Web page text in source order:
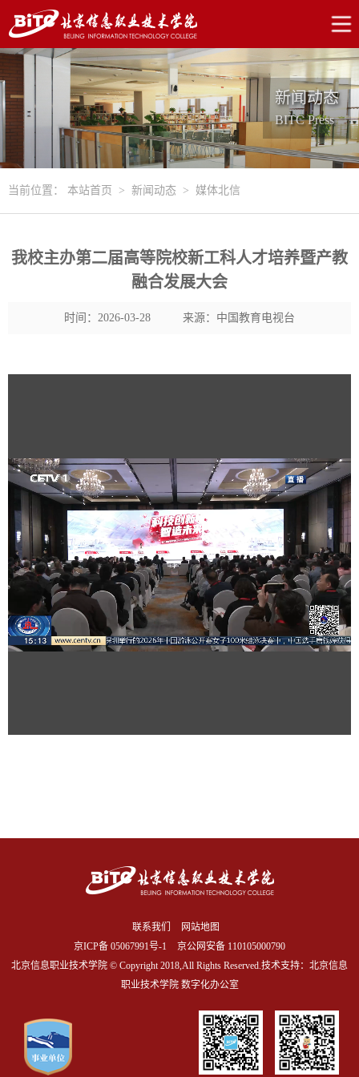
新闻动态
BITC Press
当前位置： 本站首页 > 新闻动态 > 媒体北信
我校主办第二届高等院校新工科人才培养暨产教
融合发展大会
时间：2026-03-28 来源：中国教育电视台
联系我们
网站地图
京ICP备 05067991号-1
京公网安备 110105000790
北京信息职业技术学院 © Copyright 2018,All Rights Reserved.技术支持：北京信息
职业技术学院 数字化办公室